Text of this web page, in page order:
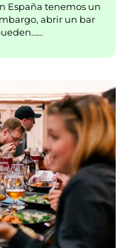
España tenemos un
abrir un bar